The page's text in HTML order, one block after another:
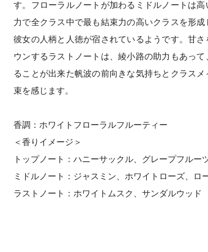
す。フローラルノートが加わるミドルノートは
力で全クラス中で最も結束力の高いクラスを形
彼女の人柄と人徳が宿されているようです。甘
ウンするラストノートは、綾小路の助力もあって
ることが出来た帆波の前向きな気持ちとクラス
束を感じます。
香調：ホワイトフローラルフルーティー
＜香りイメージ＞
トップノート：ハニーサックル、グレープフルー
ミドルノート：ジャスミン、ホワイトローズ、ロ
ラストノート：ホワイトムスク、サンダルウッド